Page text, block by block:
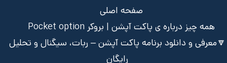
صفحه اصلی
همه چیز درباره ی پاکت آپشن | بروکر Pocket option
🔽معرفی و دانلود برنامه پاکت آپشن – ربات، سیگنال و تحلیل
رایگان